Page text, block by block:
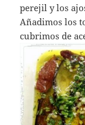
perejil y los
Añadimos los
cubrimos de